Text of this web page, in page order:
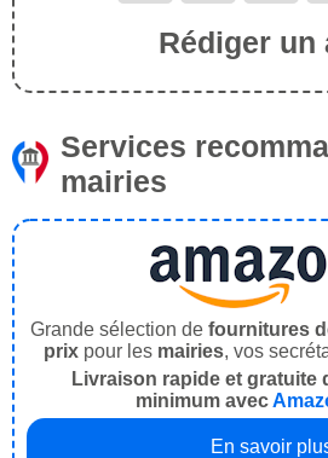
Rédiger un
Services
mairies
Grande sélection de fournitures
prix pour les mairies, vos
Livraison rapide et gratuite
minimum avec
En savoir